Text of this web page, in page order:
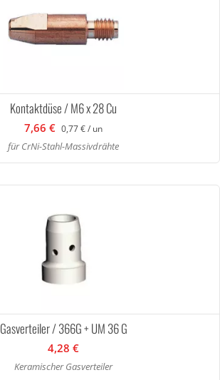
Kontaktdüse / M6 x 28 Cu
7,66 € 0,77 € / un
für CrNi-Stahl-Massivdrähte
Gasverteiler / 366G + UM 36 G
4,28 €
Keramischer Gasverteiler